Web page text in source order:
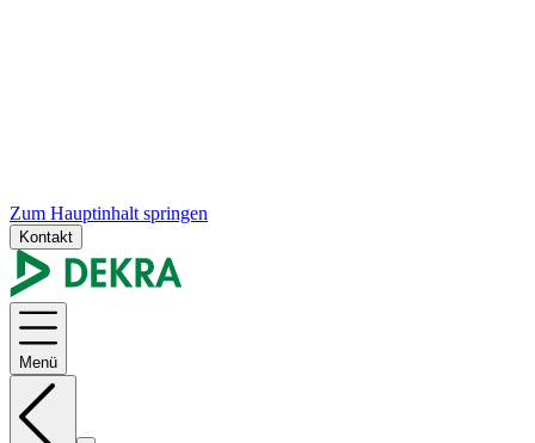
Zum Hauptinhalt springen
Kontakt
Menü